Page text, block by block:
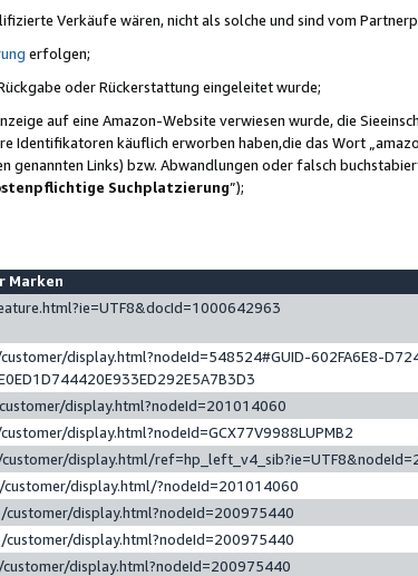
Verkäufe wären, nicht als solche und sind vom
erfolgen;
oder Rückerstattung eingeleitet wurde;
auf eine Amazon-Website verwiesen wurde, die
Identifikatoren käuflich erworben haben,die das Wort
genannten Links) bzw. Abwandlungen oder falsch
Suchplatzierung”);
Marken
display.html?nodeId=548524#GUID-602FA6E8-
display.html?nodeId=201014060
display.html?nodeId=GCX77V9988LUPMB2
display.html/
display.html/?nodeId=201014060
display.html?nodeId=200975440
display.html?nodeId=200975440
display.html?nodeId=200975440